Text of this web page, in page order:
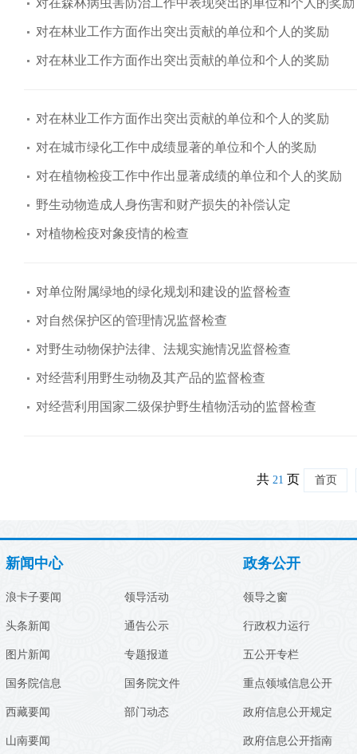
对在林业工作方面作出突出贡献的单位和个人的奖励
对在林业工作方面作出突出贡献的单位和个人的奖励
对在林业工作方面作出突出贡献的单位和个人的奖励
对在城市绿化工作中成绩显著的单位和个人的奖励
对在植物检疫工作中作出显著成绩的单位和个人的奖励
野生动物造成人身伤害和财产损失的补偿认定
对植物检疫对象疫情的检查
对单位附属绿地的绿化规划和建设的监督检查
对自然保护区的管理情况监督检查
对野生动物保护法律、法规实施情况监督检查
对经营利用野生动物及其产品的监督检查
对经营利用国家二级保护野生植物活动的监督检查
共 21 页 首页
新闻中心
浪卡子要闻
头条新闻
图片新闻
国务院信息
西藏要闻
山南要闻
领导活动
通告公示
专题报道
国务院文件
部门动态
政务公开
领导之窗
行政权力运行
五公开专栏
重点领域信息公开
政府信息公开规定
政府信息公开指南